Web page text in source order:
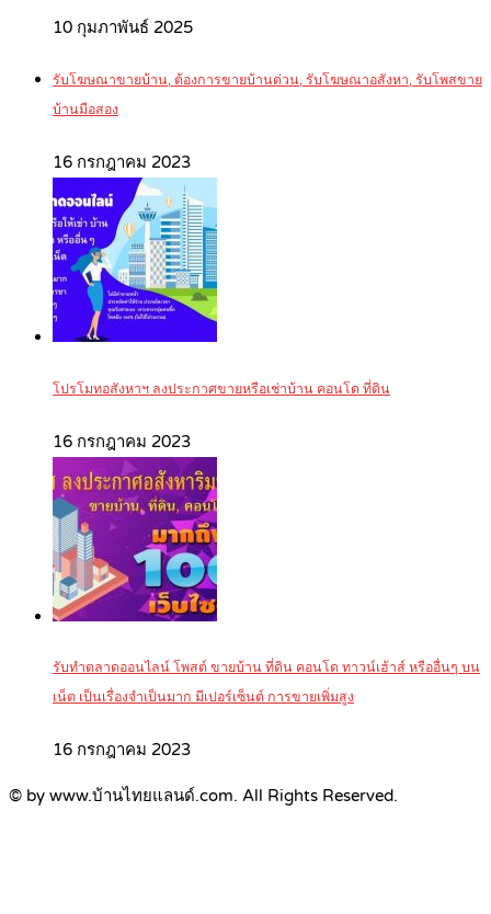
10 กุมภาพันธ์ 2025
รับโฆษณาขายบ้าน, ต้องการขายบ้านด่วน, รับโฆษณาอสังหา, รับโพสขาย
บ้านมือสอง
16 กรกฎาคม 2023
โปรโมทอสังหาฯ ลงประกาศขายหรือเช่าบ้าน คอนโด ที่ดิน
16 กรกฎาคม 2023
รับทำตลาดออนไลน์ โพสต์ ขายบ้าน ที่ดิน คอนโด ทาวน์เฮ้าส์ หรืออื่นๆ บน
เน็ต เป็นเรื่องจำเป็นมาก มีเปอร์เซ็นต์ การขายเพิ่มสูง
16 กรกฎาคม 2023
© by www.บ้านไทยแลนด์.com. All Rights Reserved.